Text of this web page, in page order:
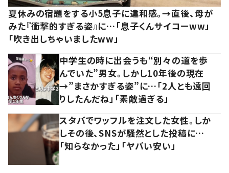
夏休みの宿題をする小5息子に違和感。→直後、母が
みた『衝撃的すぎる姿』に…「息子くんサイコーww」
「吹き出しちゃいましたww」
中学生の時に出会うも“別々の道を歩
んでいた”男女。しかし10年後の現在
→”まさかすぎる姿”に…「2人とも遠回
りしたんだね」「素敵過ぎる」
スタバでワッフルを注文した女性。しか
しその後、SNSが騒然とした投稿に…
「知らなかった」「ヤバい安い」